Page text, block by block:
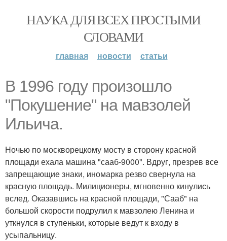
НАУКА ДЛЯ ВСЕХ ПРОСТЫМИ
СЛОВАМИ
главная новости статьи
В 1996 году произошло
"Покушение" на мавзолей
Ильича.
Ночью по москворецкому мосту в сторону красной
площади ехала машина "сааб-9000". Вдруг, презрев все
запрещающие знаки, иномарка резво свернула на
красную площадь. Милиционеры, мгновенно кинулись
вслед. Оказавшись на красной площади, "Сааб" на
большой скорости подрулил к мавзолею Ленина и
уткнулся в ступеньки, которые ведут к входу в
усыпальницу.